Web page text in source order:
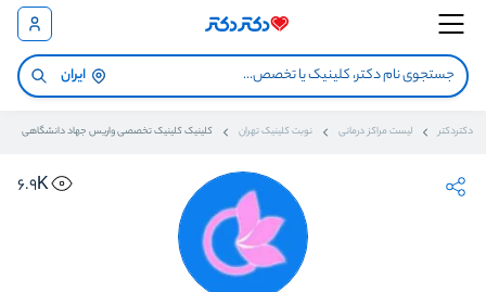
ایران
دکتردکتر لیست مراکز درمانی نوبت کلینیک تهران کلینیک کلینیک تخصصی واریس جهاد دانشگاهی
6.9K